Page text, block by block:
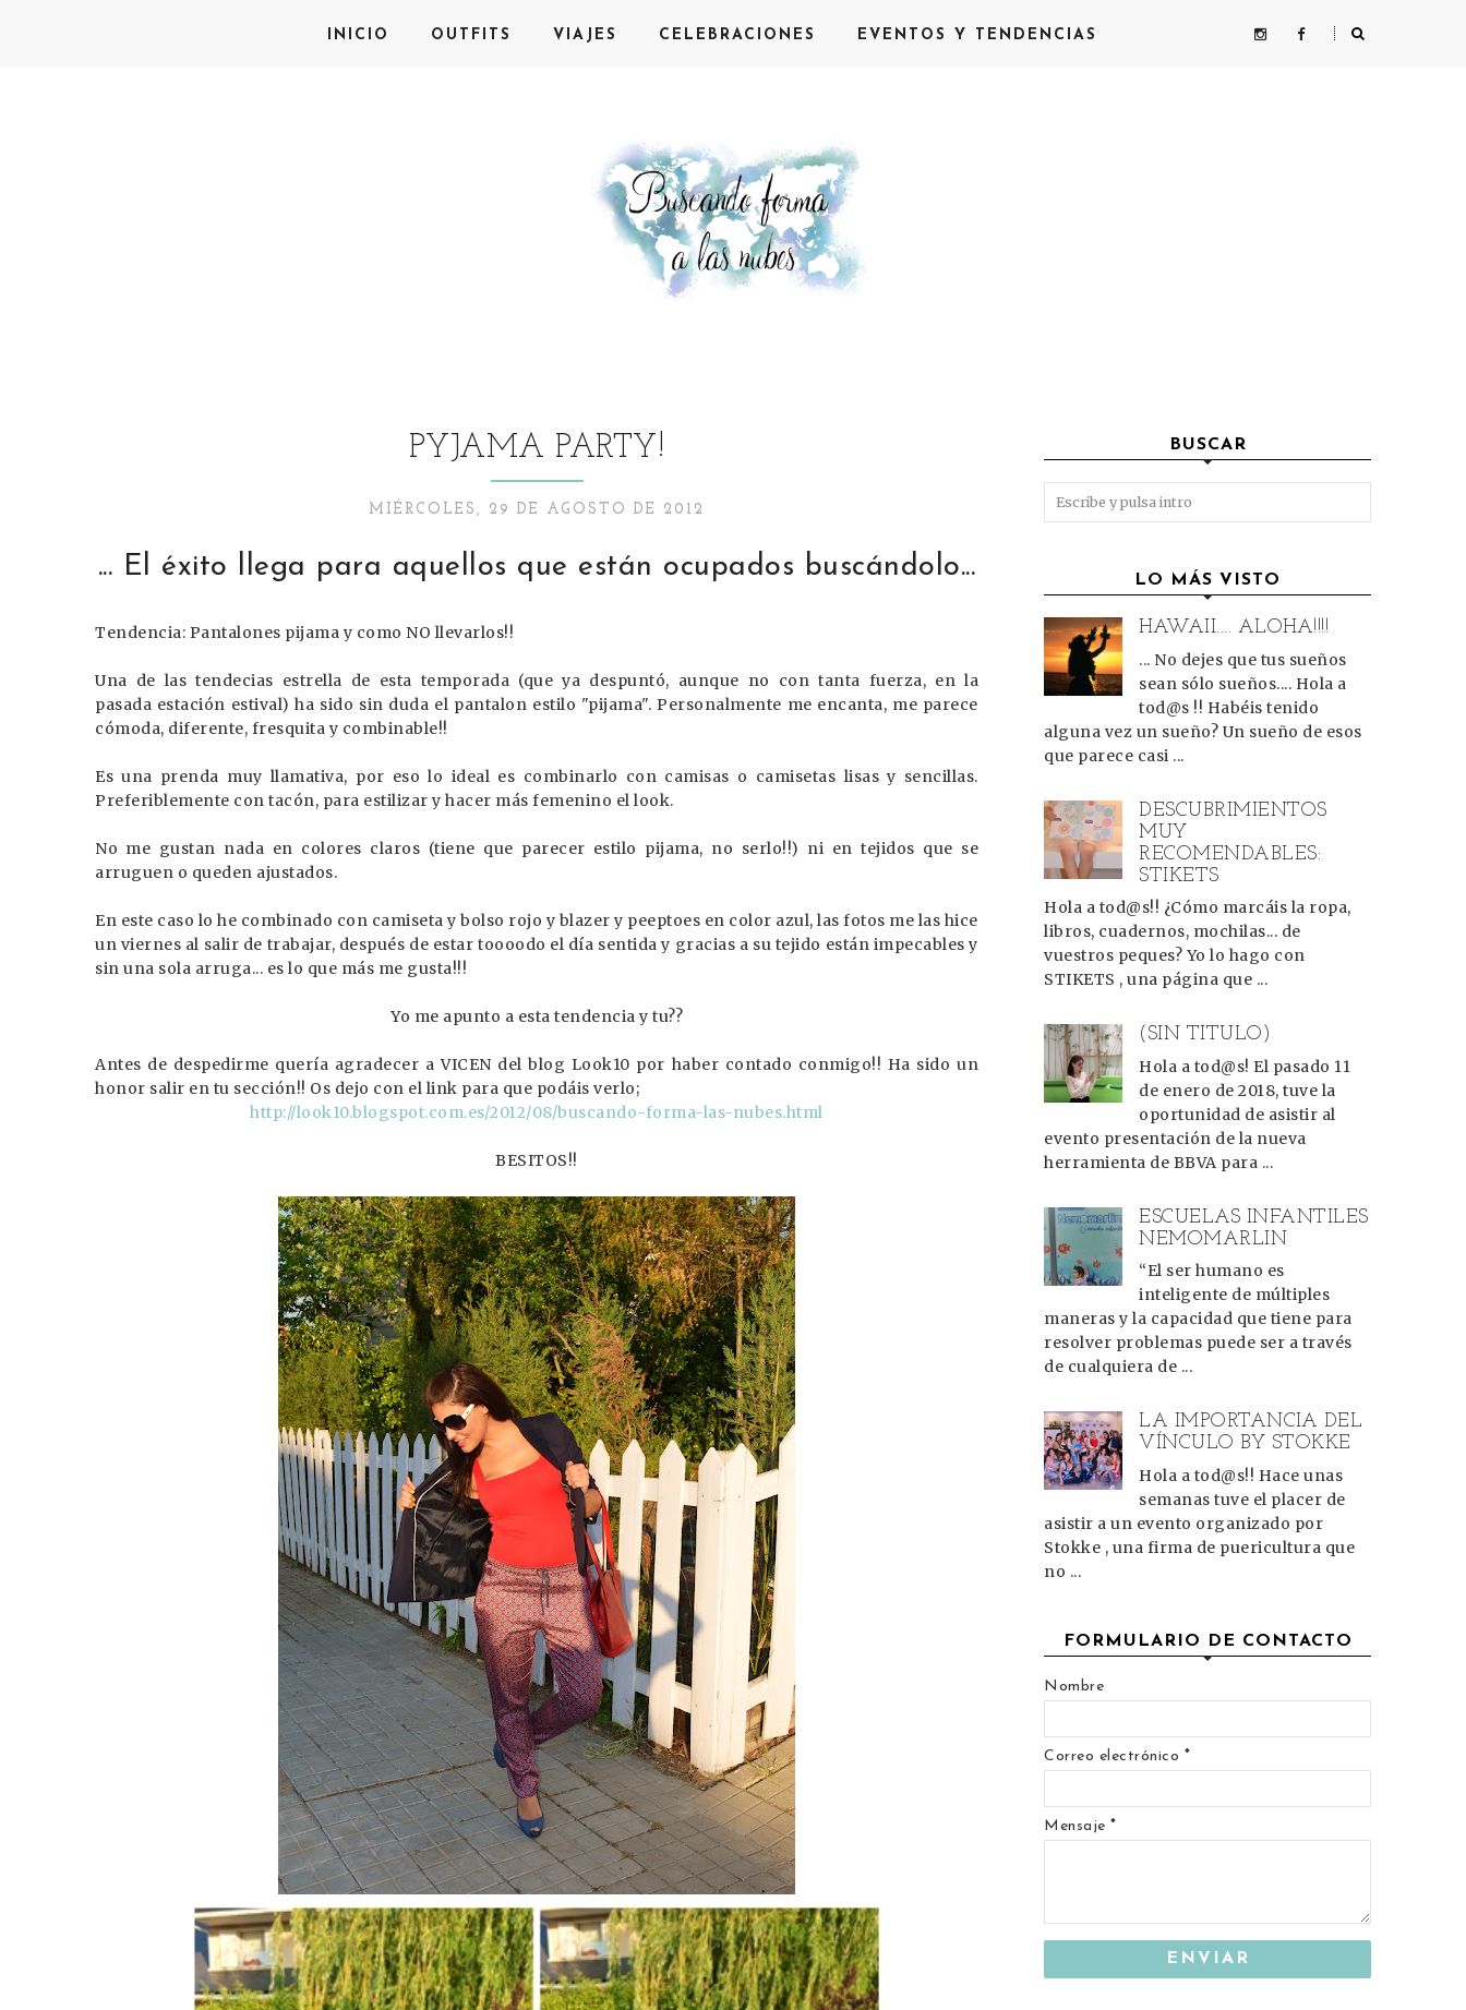
INICIO OUTFITS VIAJES CELEBRACIONES EVENTOS Y TENDENCIAS
PYJAMA PARTY!
MIÉRCOLES, 29 DE AGOSTO DE 2012
... El éxito llega para aquellos que están ocupados buscándolo...
Tendencia: Pantalones pijama y como NO llevarlos!!
Una de las tendecias estrella de esta temporada (que ya despuntó, aunque no con tanta fuerza, en la
pasada estación estival) ha sido sin duda el pantalon estilo "pijama". Personalmente me encanta, me parece
cómoda, diferente, fresquita y combinable!!
Es una prenda muy llamativa, por eso lo ideal es combinarlo con camisas o camisetas lisas y sencillas.
Preferiblemente con tacón, para estilizar y hacer más femenino el look.
No me gustan nada en colores claros (tiene que parecer estilo pijama, no serlo!!) ni en tejidos que se
arruguen o queden ajustados.
En este caso lo he combinado con camiseta y bolso rojo y blazer y peeptoes en color azul, las fotos me las hice
un viernes al salir de trabajar, después de estar toooodo el día sentida y gracias a su tejido están impecables y
sin una sola arruga... es lo que más me gusta!!!
Yo me apunto a esta tendencia y tu??
Antes de despedirme quería agradecer a VICEN del blog Look10 por haber contado conmigo!! Ha sido un
honor salir en tu sección!! Os dejo con el link para que podáis verlo;
http://look10.blogspot.com.es/2012/08/buscando-forma-las-nubes.html
BESITOS!!
BUSCAR
LO MÁS VISTO
HAWAII.... ALOHA!!!!
... No dejes que tus sueños
sean sólo sueños.... Hola a
tod@s !! Habéis tenido
alguna vez un sueño? Un sueño de esos
que parece casi ...
DESCUBRIMIENTOS
MUY
RECOMENDABLES:
STIKETS
Hola a tod@s!! ¿Cómo marcáis la ropa,
libros, cuadernos, mochilas... de
vuestros peques? Yo lo hago con
STIKETS , una página que ...
(SIN TÍTULO)
Hola a tod@s! El pasado 11
de enero de 2018, tuve la
oportunidad de asistir al
evento presentación de la nueva
herramienta de BBVA para ...
ESCUELAS INFANTILES
NEMOMARLIN
“El ser humano es
inteligente de múltiples
maneras y la capacidad que tiene para
resolver problemas puede ser a través
de cualquiera de ...
LA IMPORTANCIA DEL
VÍNCULO BY STOKKE
Hola a tod@s!! Hace unas
semanas tuve el placer de
asistir a un evento organizado por
Stokke , una firma de puericultura que
no ...
FORMULARIO DE CONTACTO
Nombre
Correo electrónico *
Mensaje *